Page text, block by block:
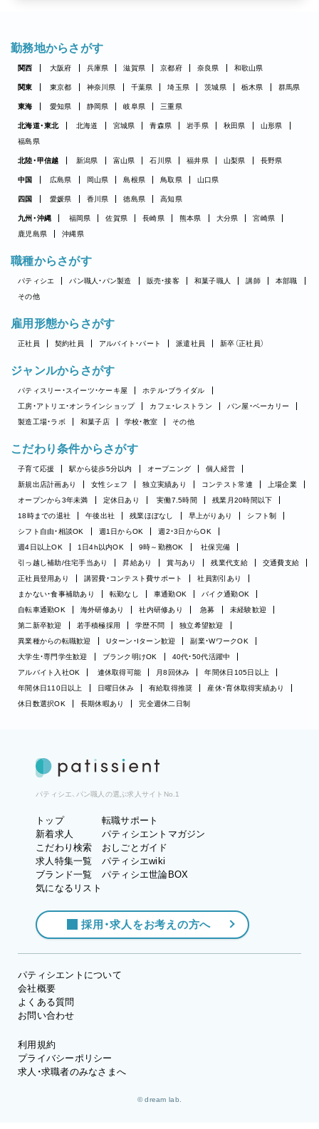
勤務地からさがす
関西 大阪府 兵庫県 滋賀県 京都府 奈良県 和歌山県
関東 東京都 神奈川県 千葉県 埼玉県 茨城県 栃木県 群馬県
東海 愛知県 静岡県 岐阜県 三重県
北海道・東北 北海道 宮城県 青森県 岩手県 秋田県
山形県
福島県
北陸・甲信越 新潟県 富山県 石川県 福井県 山梨県 長野県
中国 広島県 岡山県 島根県 鳥取県 山口県
四国 愛媛県 香川県 徳島県 高知県
九州・沖縄 福岡県 佐賀県 長崎県 熊本県 大分県
宮崎県
鹿児島県
沖縄県
職種からさがす
パティシエ パン職人・パン製造 販売・接客 和菓子職人 講師
本部職
その他
雇用形態からさがす
正社員 契約社員 アルバイト・パート 派遣社員 新卒（正社員）
ジャンルからさがす
パティスリー・スイーツ・ケーキ屋
ホテル・ブライダル
工房・アトリエ・オンラインショップ
カフェ・レストラン
パン屋・ベーカリー
製造工場・ラボ
和菓子店 学校・教室 その他
こだわり条件からさがす
子育て応援 駅から徒歩5分以内 オープニング
個人経営
新規出店計画あり
女性シェフ 独立実績あり コンテスト常連
上場企業
オープンから3年未満
定休日あり 実働7.5時間
残業月20時間以下
18時までの退社
午後出社 残業ほぼなし 早上がりあり
シフト制
シフト自由・相談OK
週1日からOK
週2・3日からOK
週4日以上OK
1日4h以内OK 9時～勤務OK
社保完備
引っ越し補助/住宅手当あり
昇給あり 賞与あり 残業代支給
交通費支給
正社員登用あり
講習費・コンテスト費サポート
社員割引あり
まかない・食事補助あり
転勤なし 車通勤OK
バイク通勤OK
自転車通勤OK
海外研修あり 社内研修あり 急募
未経験歓迎
第二新卒歓迎
若手積極採用 学歴不問
独立希望歓迎
異業種からの転職歓迎
Uターン・Iターン歓迎
副業・WワークOK
大学生・専門学生歓迎
ブランク明けOK
40代・50代活躍中
アルバイト入社OK
連休取得可能 月8回休み
年間休日105日以上
年間休日110日以上
日曜日休み 有給取得推奨
産休・育休取得実績あり
休日数選択OK
長期休暇あり 完全週休二日制
パティシエ、パン職人の選ぶ求人サイトNo.1
トップ
新着求人
こだわり検索
求人特集一覧
ブランド一覧
気になるリスト
転職サポート
パティシエントマガジン
おしごとガイド
パティシエwiki
パティシエ世論BOX
採用・求人をお考えの方へ
パティシエントについて
会社概要
よくある質問
お問い合わせ
利用規約
プライバシーポリシー
求人・求職者のみなさまへ
© dream lab.